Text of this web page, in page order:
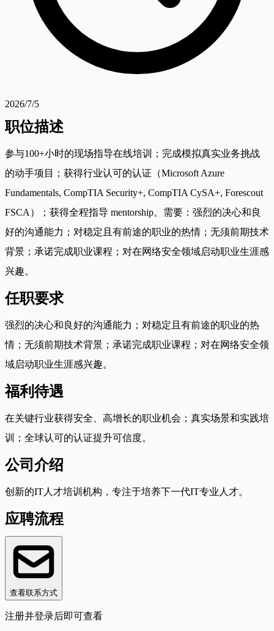
2026/7/5
职位描述
参与100+小时的现场指导在线培训；完成模拟真实业务挑战
的动手项目；获得行业认可的认证（Microsoft Azure
Fundamentals, CompTIA Security+, CompTIA CySA+, Forescout
FSCA）；获得全程指导 mentorship。需要：强烈的决心和良
好的沟通能力；对稳定且有前途的职业的热情；无须前期技术
背景；承诺完成职业课程；对在网络安全领域启动职业生涯感
兴趣。
任职要求
强烈的决心和良好的沟通能力；对稳定且有前途的职业的热
情；无须前期技术背景；承诺完成职业课程；对在网络安全领
域启动职业生涯感兴趣。
福利待遇
在关键行业获得安全、高增长的职业机会；真实场景和实践培
训；全球认可的认证提升可信度。
公司介绍
创新的IT人才培训机构，专注于培养下一代IT专业人才。
应聘流程
查看联系方式
注册并登录后即可查看